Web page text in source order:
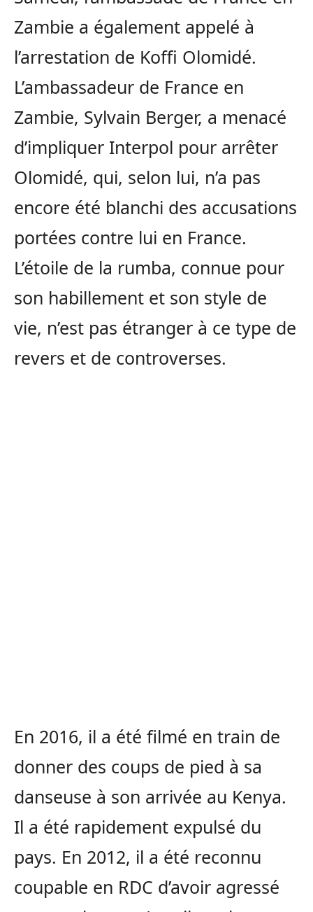
Zambie a également appelé à
l’arrestation de Koffi Olomidé.
L’ambassadeur de France en
Zambie, Sylvain Berger, a menacé
d’impliquer Interpol pour arrêter
Olomidé, qui, selon lui, n’a pas
encore été blanchi des accusations
portées contre lui en France.
L’étoile de la rumba, connue pour
son habillement et son style de
vie, n’est pas étranger à ce type de
revers et de controverses.
En 2016, il a été filmé en train de
donner des coups de pied à sa
danseuse à son arrivée au Kenya.
Il a été rapidement expulsé du
pays. En 2012, il a été reconnu
coupable en RDC d’avoir agressé